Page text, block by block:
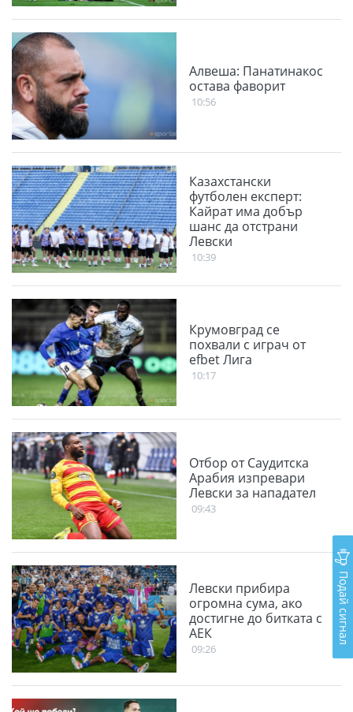
Алвеша: Панатинакос
остава фаворит
10:56
Казахстански
футболен експерт:
Кайрат има добър
шанс да отстрани
Левски
10:39
Крумовград се
похвали с играч от
efbet Лига
10:17
Отбор от Саудитска
Арабия изпревари
Левски за нападател
09:43
Левски прибира
огромна сума, ако
достигне до битката с
АЕК
09:26
Подай сигнал